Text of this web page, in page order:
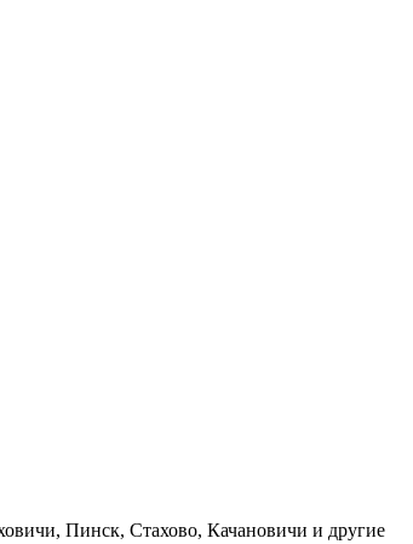
Пинск, Стахово, Качановичи и другие